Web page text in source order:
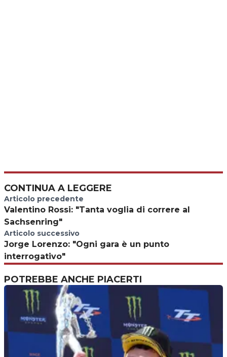
CONTINUA A LEGGERE
Articolo precedente
Valentino Rossi: "Tanta voglia di correre al
Sachsenring"
Articolo successivo
Jorge Lorenzo: "Ogni gara è un punto
interrogativo"
POTREBBE ANCHE PIACERTI